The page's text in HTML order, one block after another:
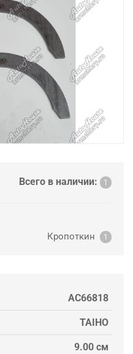
Всего в наличии: 1
Кропоткин 1
AC66818
TAIHO
9.00 см